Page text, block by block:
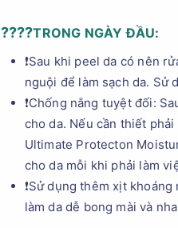
????TRONG NGÀY ĐẦU:
❗️Sau khi peel da có nên
nguội để làm sạch da. Sử
❗️Chống nắng tuyệt đối:
cho da. Nếu cần thiết
Ultimate Protecton
cho da mỗi khi phải làm
❗️Sử dụng thêm xịt
làm da dễ bong mài và